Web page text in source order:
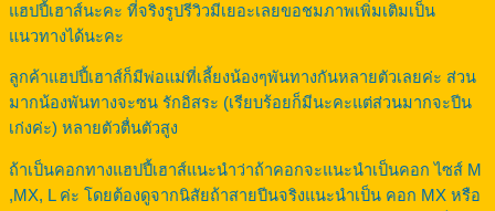
แฮปปี้เฮาส์นะคะ ที่จริงรูปรีวิวมีเยอะเลยขอชมภาพเพิ่มเติมเป็น
แนวทางได้นะคะ
ลูกค้าแฮปปี้เฮาส์ก็มีพ่อแม่ที่เลี้ยงน้องๆพันทางกันหลายตัวเลยค่ะ ส่วน
มากน้องพันทางจะซน รักอิสระ (เรียบร้อยก็มีนะคะแต่ส่วนมากจะปีน
เก่งค่ะ) หลายตัวตื่นตัวสูง
ถ้าเป็นคอกทางแฮปปี้เฮาส์แนะนำว่าถ้าคอกจะแนะนำเป็นคอก ไซส์ M
,MX, L ค่ะ โดยต้องดูจากนิสัยถ้าสายปีนจริงแนะนำเป็น คอก MX หรือ